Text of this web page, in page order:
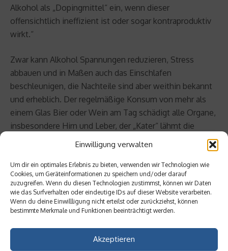
Einwilligung verwalten
Um dir ein optimales Erlebnis zu bieten, verwenden wir Technologien wie
Cookies, um Geräteinformationen zu speichern und/oder darauf
zuzugreifen. Wenn du diesen Technologien zustimmst, können wir Daten
wie das Surfverhalten oder eindeutige IDs auf dieser Website verarbeiten.
Wenn du deine Einwillligung nicht erteilst oder zurückziehst, können
bestimmte Merkmale und Funktionen beeinträchtigt werden.
Akzeptieren
Alkohol als „Dopingmittel“ ein, wenn dieser
offensichtlich ineffizient ist oder sogar kontraproduktiv
wirkt.“
Zwar kann Alkohol Spannungen reduzieren, Stress
abbauen und in Maßen auch das Einschlafen
beschleunigen, die Nachteile sind aber weithin bekannt
und erheblich. Der regelmäßige Konsum von mehr als
einem Glas Bier oder Wein am Tag schädigt alle Organe,
insbesondere Hirn und Leber, der „Kater“ lähmt die
Abend führt zu Durchschlafstörungen. Prof. Diehm:
„Unter dem Leistungsaspekt ist die Bilanz von Alkohol,
jenseits von kleineren Mengen, also wenig
berauschend.“ Auch ist bei langem hohem
Alkoholkonsum der körperliche und geistige Verfall
Für den Stressabbau am Abend rät Dr. Krömer zu einer